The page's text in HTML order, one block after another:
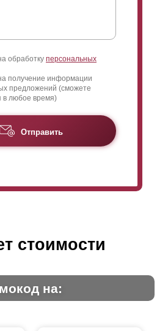
обработку персональных
получение информации
предложений (сможете
в любое время)
Отправить
стоимости
на: